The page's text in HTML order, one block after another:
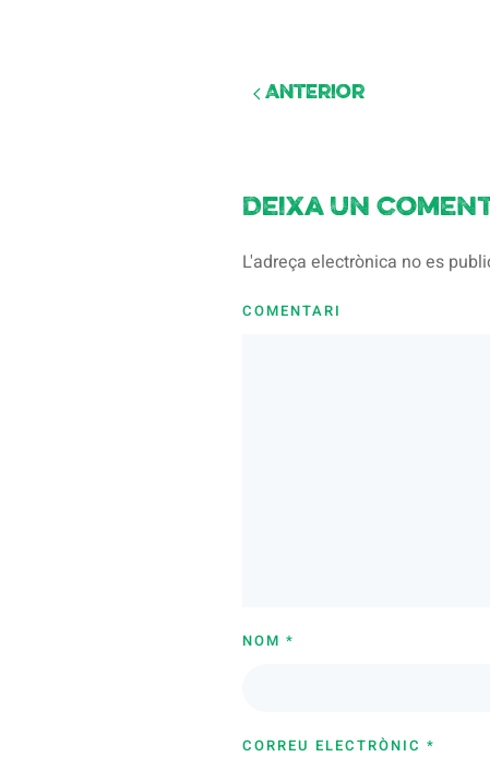
Anterior
Deixa un
L'adreça electrònica no es
COMENTARI
NOM *
CORREU ELECTRÒNIC *